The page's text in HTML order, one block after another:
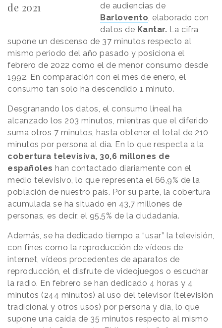
de 2021
de audiencias de
Barlovento, elaborado con
datos de Kantar. La cifra
supone un descenso de 37 minutos respecto al
mismo periodo del año pasado y posiciona el
febrero de 2022 como el de menor consumo desde
1992. En comparación con el mes de enero, el
consumo tan solo ha descendido 1 minuto.
Desgranando los datos, el consumo lineal ha
alcanzado los 203 minutos, mientras que el diferido
suma otros 7 minutos, hasta obtener el total de 210
minutos por persona al día. En lo que respecta a la
cobertura televisiva, 30,6 millones de
españoles han contactado diariamente con el
medio televisivo, lo que representa el 66,9% de la
población de nuestro país. Por su parte, la cobertura
acumulada se ha situado en 43,7 millones de
personas, es decir, el 95,5% de la ciudadanía.
Además, se ha dedicado tiempo a “usar” la televisión,
con fines como la reproducción de vídeos de
internet, vídeos procedentes de aparatos de
reproducción, el disfrute de videojuegos o escuchar
la radio. En febrero se han dedicado 4 horas y 4
minutos (244 minutos) al uso del televisor (televisión
tradicional y otros usos) por persona y día, lo que
supone una caída de 35 minutos respecto al mismo